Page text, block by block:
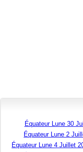
Équateur Lune 30
Équateur Lune 2
Équateur Lune 4 Juillet